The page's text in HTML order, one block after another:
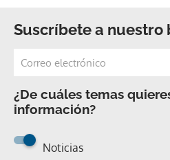
Suscríbete a nuestro
¿De cuáles temas
información?
Noticias